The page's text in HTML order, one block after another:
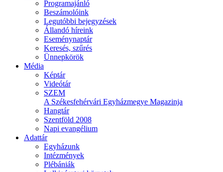
Programajánló
Beszámolóink
Legutóbbi bejegyzések
Állandó híreink
Eseménynaptár
Keresés, szűrés
Ünnepkörök
Média
Képtár
Videótár
SZEM
A Székesfehérvári Egyházmegye Magazinja
Hangtár
Szentföld 2008
Napi evangélium
Adattár
Egyházunk
Intézmények
Plébániák